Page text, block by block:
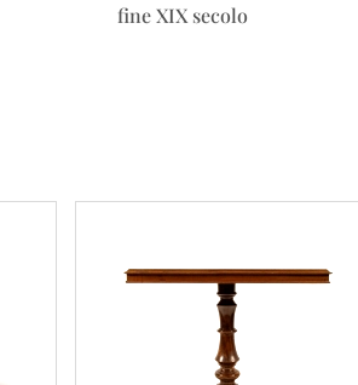
fine XIX secolo